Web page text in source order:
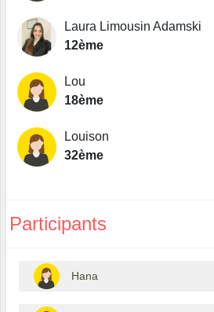
Laura Limousin Adamski
12ème
Lou
18ème
Louison
32ème
Participants
Hana